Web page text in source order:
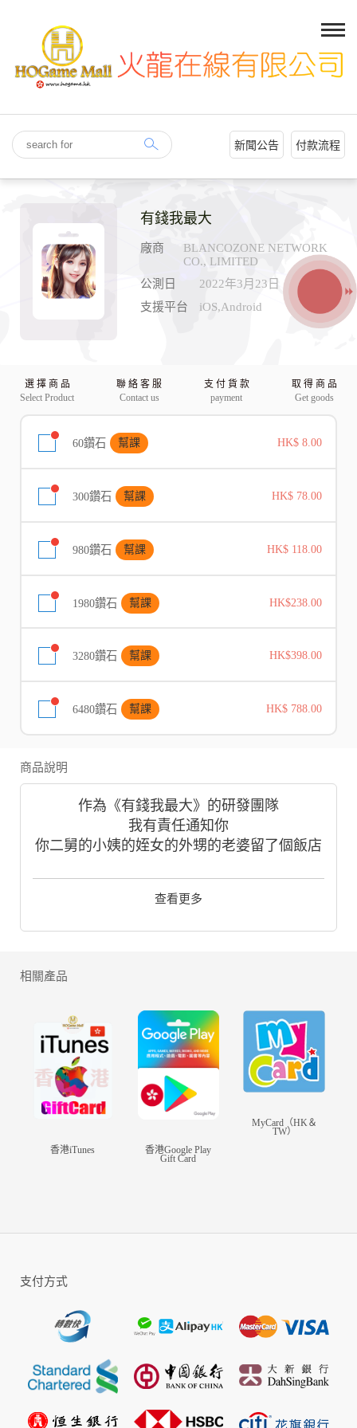
新聞公告 付款流程
有錢我最大
廠商
BLANCOZONE NETWORK
CO., LIMITED
公測日
2022年3月23日
支援平台
iOS,Android
選 擇 商 品
Select Product
聯 絡 客 服
Contact us
支 付 貨 款
payment
取 得 商 品
Get goods
60鑽石 幫課 HK$ 8.00
300鑽石 幫課 HK$ 78.00
980鑽石 幫課 HK$ 118.00
1980鑽石 幫課 HK$238.00
3280鑽石 幫課 HK$398.00
6480鑽石 幫課 HK$ 788.00
商品說明
作為《有錢我最大》的研發團隊
我有責任通知你
你二舅的小姨的姪女的外甥的老婆留了個飯店
跨足餐飲、工業、住宅、超商、影視等行業
☆開局繼承飯店，提升飯店口碑，研究滷肉飯
☆經營大型影城，憑藉敏銳嗅覺，佈局假日檔
期，上架《玩命開頭》、《神現少女》等賣座
影片
☆鋪設多條工業流水線，生產食品，設計時
裝，提高產量，吸納市場資本
☆加蓋公寓，裝修豪宅，提高都市人口，增強
☆打造超商一條街，上架人氣新品，滿足居民
☆招募優秀員工，提交招聘需求，秘書、推銷
☆一鍵培訓考取證書，升職加薪調整崗位，合
財富
☆猶豫就會敗北，失敗就會破產！商戰風雲，
人才PK，你會是那個笑到最後的大總裁嗎？
關注FB粉絲頁 福利多多：
https://www.facebook.com/RichRich.tw
查看更多
相關產品
香港iTunes 香港Google Play
Gift Card
MyCard（HK＆
TW）
支付方式